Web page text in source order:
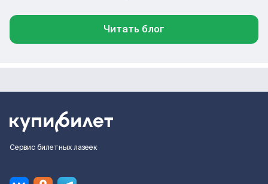
Читать блог
Сервис билетных лазеек